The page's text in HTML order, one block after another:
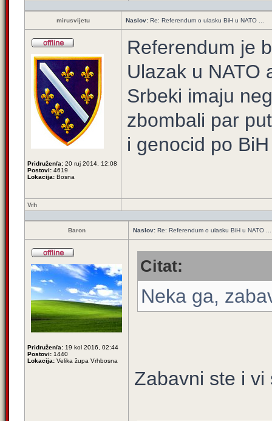
mirusvijetu Naslov: Re: Referendum o ulasku BiH u NATO ...
Pridružen/a: 20 ruj 2014, 12:08
Postovi: 4619
Lokacija: Bosna
Referendum je
Ulazak u NATO
Srbeki imaju
zbombali par
i genocid po
Vrh
Baron Naslov: Re: Referendum o ulasku BiH u NATO ...
Pridružen/a: 19 kol 2016, 02:44
Postovi: 1440
Lokacija: Velika župa Vrhbosna
Citat:
Neka ga,
Zabavni ste i vi